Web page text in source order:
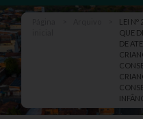
LEI Nº
QUE
DE